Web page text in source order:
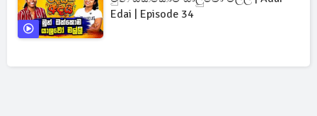
Edai | Episode 34